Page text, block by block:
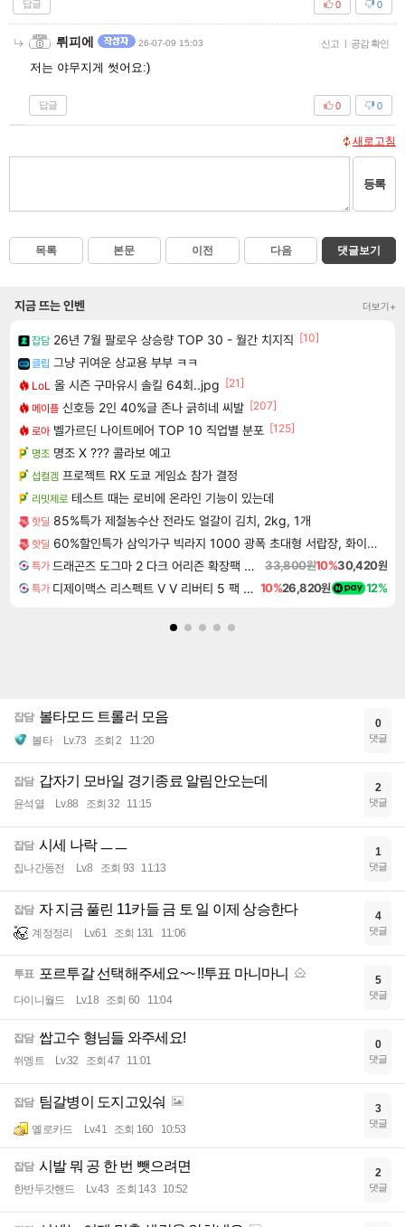
답글 0
0
뤼피에 26-07-09 15:03 신고 | 공감 확인
저는 야무지게 썻어요:)
답글 0
0
새로고침
등록
목록 본문 이전 다음 댓글보기
지금 뜨는 인벤 더보기+
잡담 26년 7월 팔로우 상승량 TOP 30 - 월간 치지직 [10]
클립 그냥 귀여운 상교용 부부 ㅋㅋ
LoL 올 시즌 구마유시 솔킬 64회..jpg [21]
메이플 신호등 2인 40%글 존나 긁히네 씨발 [207]
로아 벨가르딘 나이트메어 TOP 10 직업별 분포 [125]
명조 명조 X ??? 콜라보 예고
섭컬겜 프로젝트 RX 도쿄 게임쇼 참가 결정
리밋제로 테스트 때는 로비에 온라인 기능이 있는데
핫딜 85%특가 제철농수산 전라도 얼갈이 김치, 2kg, 1개
핫딜 60%할인특가 삼익가구 빅라지 1000 광폭 초대형 서랍장, 화이트+오크, 1000mm, 5단
특가 드래곤즈 도그마 2 다크 어리즌 확장팩 예약구매 Dragon's Dogma 2 Dark Arisen Expansion DLC 33,800원10%30,420원
특가 디제이맥스 리스펙트 V V 리버티 5 팩 DJMAX RESPECT V V Liberty 5 Pack DLC 10%26,820원 12%
잡담 볼타모드 트롤러 모음
볼타 Lv.73 조회 2 11:20
0
댓글
잡담 갑자기 모바일 경기종료 알림안오는데
윤석열 Lv.88 조회 32 11:15
2
댓글
잡담 시세 나락 ㅡㅡ
집나간동전 Lv.8 조회 93 11:13
1
댓글
잡담 자 지금 풀린 11카들 금 토 일 이제 상승한다
계정정리 Lv.61 조회 131 11:06
4
댓글
투표 포르투갈 선택해주세요~~ !!투표 마니마니
다이니월드 Lv.18 조회 60 11:04
5
댓글
잡담 쌉고수 형님들 와주세요!
쒸멩트 Lv.32 조회 47 11:01
0
댓글
잡담 팀갈병이 도지고있숴
옐로카드 Lv.41 조회 160 10:53
3
댓글
잡담 시발 뭐 공 한 번 뺏으려면
한반두갓핸드 Lv.43 조회 143 10:52
2
댓글